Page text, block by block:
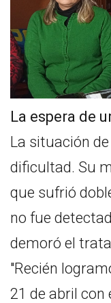
La espera de
La situación
dificultad. Su
que sufrió
no fue
demoró el
"Recién
21 de abril con